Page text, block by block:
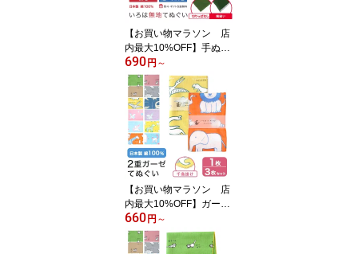
【お買い物マラソン 店
内最大10%OFF】手ぬぐ
い 無地 20色 日本製 ハン
カチ タオル 切りっぱな
し 端縫い MTE-B
690円 ～
【お買い物マラソン 店
内最大10%OFF】ガーゼ
手ぬぐい 猫 恐竜 ユニコ
ーン 動物 日本製 ハンカ
チ タオル フェイスタオ
660円 ～